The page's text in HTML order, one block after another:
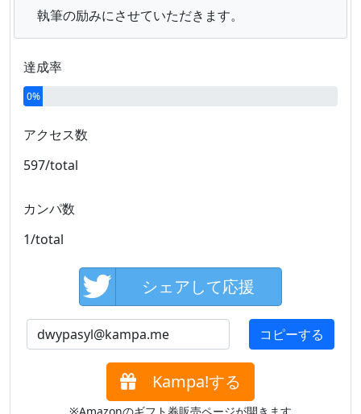
執筆の励みにさせていただきます。
達成率
0%
アクセス数
カンパ数
シェアして応援
mail コピーする
Kampa!する